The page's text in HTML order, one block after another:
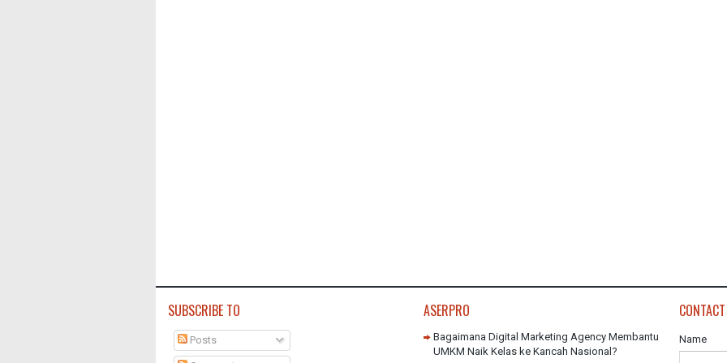
SUBSCRIBE TO
Posts
ASERPRO
Bagaimana Digital Marketing Agency Membantu
UMKM Naik Kelas ke Kancah Nasional?
Name